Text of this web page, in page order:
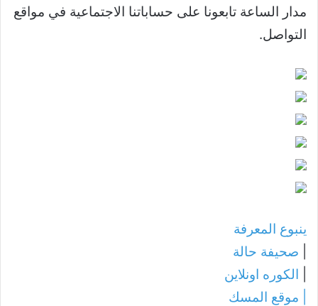
مدار الساعة تابعونا على حساباتنا الاجتماعية في مواقع
التواصل.
ينبوع المعرفة
صحيفة حالة
الكوره اونلاين
موقع المسك